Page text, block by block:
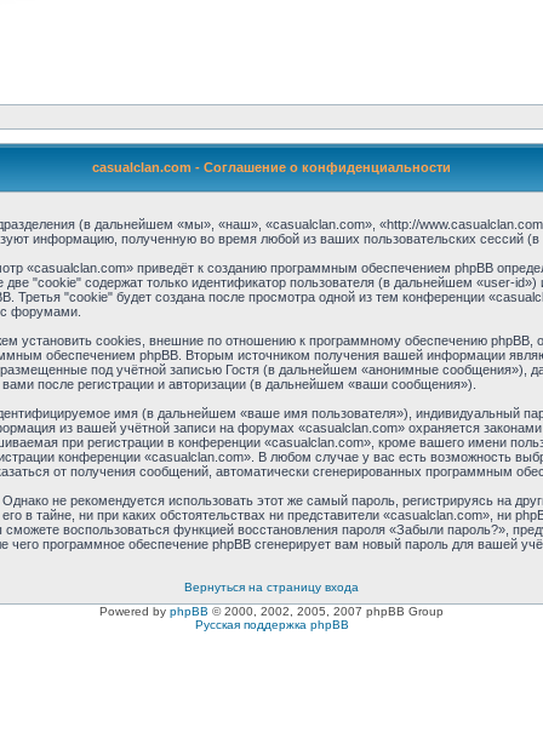
casualclan.com - Соглашение о конфиденциальности
(в дальнейшем «мы», «наш», «casualclan.com», «http://
информацию, полученную во время любой из ваших пользовательских сессий
«casualclan.com» приведёт к созданию программным обеспечением phpBB
"cookie" содержат только идентификатор пользователя (в дальнейшем «user-
"cookie" будет создана после просмотра одной из тем конференции
форумами.
cookies, внешние по отношению к программному обеспечению phpBB,
обеспечением phpBB. Вторым источником получения вашей информации
под учётной записью Гостя (в дальнейшем «анонимные сообщения»),
после регистрации и авторизации (в дальнейшем «ваши сообщения»).
имя (в дальнейшем «ваше имя пользователя»), индивидуальный
из вашей учётной записи на форумах «casualclan.com» охраняется
при регистрации в конференции «casualclan.com», кроме вашего имени
конференции «casualclan.com». В любом случае у вас есть возможность
от получения сообщений, автоматически сгенерированных программным
не рекомендуется использовать этот же самый пароль, регистрируясь на
в тайне, ни при каких обстоятельствах ни представители «casualclan.com», ни
воспользоваться функцией восстановления пароля «Забыли пароль?»,
программное обеспечение phpBB сгенерирует вам новый пароль для вашей
Вернуться на страницу входа
Powered by phpBB © 2000, 2002, 2005, 2007 phpBB Group
Русская поддержка phpBB